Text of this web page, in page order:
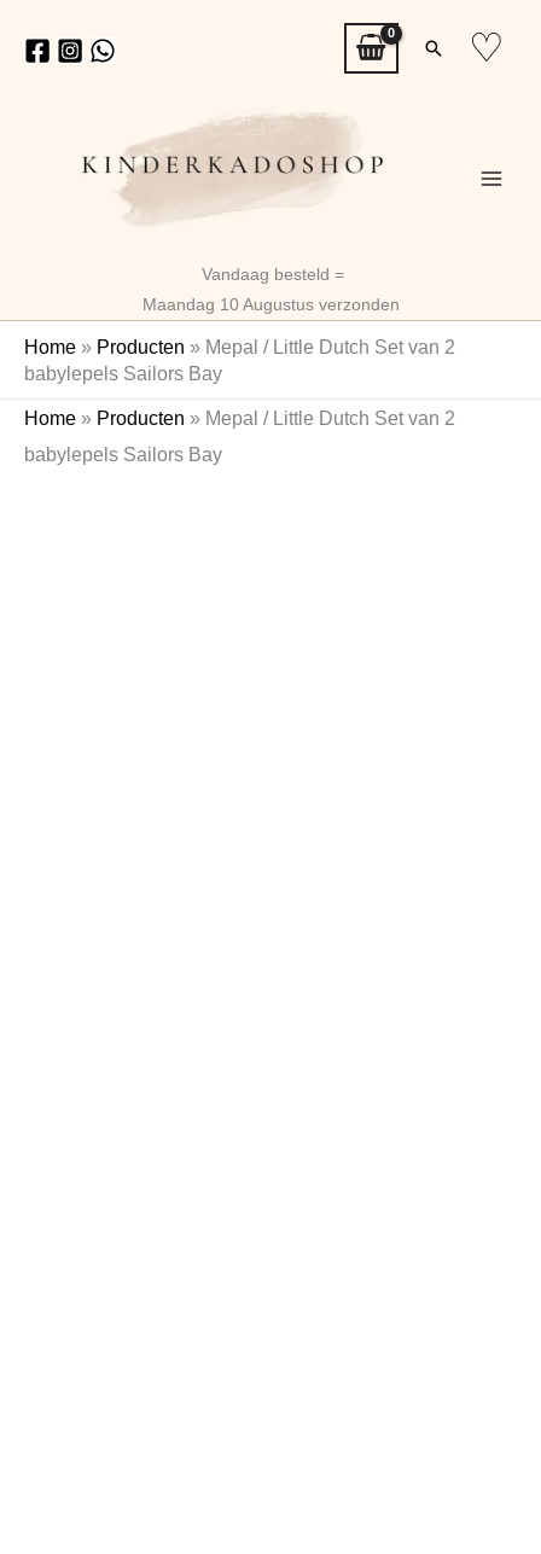
naar
Zoeken
♡
Vandaag besteld =
Maandag 10 Augustus verzonden
Home » Producten » Mepal / Little Dutch Set van 2
babylepels Sailors Bay
Home » Producten » Mepal / Little Dutch Set van 2
babylepels Sailors Bay
Oorspronkelijke
prijs
Huidige
prijs
Mepal
Little